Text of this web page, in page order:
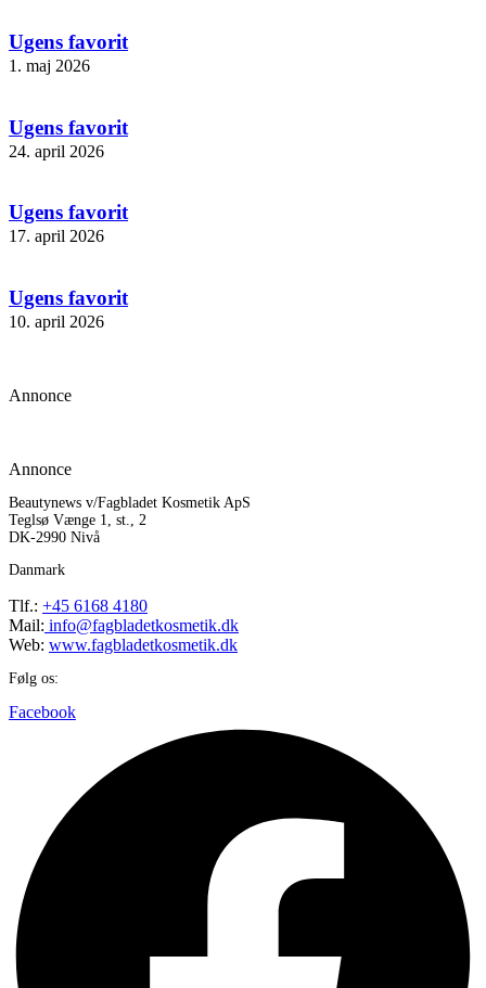
Ugens favorit
1. maj 2026
Ugens favorit
24. april 2026
Ugens favorit
17. april 2026
Ugens favorit
10. april 2026
Annonce
Annonce
Beautynews v/Fagbladet Kosmetik ApS
Teglsø Vænge 1, st., 2
DK-2990 Nivå
Danmark
Tlf.: +45 6168 4180
Mail: info@fagbladetkosmetik.dk
Web: www.fagbladetkosmetik.dk
Følg os:
Facebook